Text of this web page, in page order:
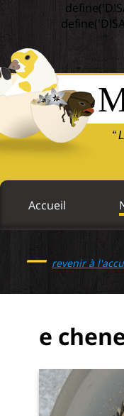
“
Accueil
— revenir à
e